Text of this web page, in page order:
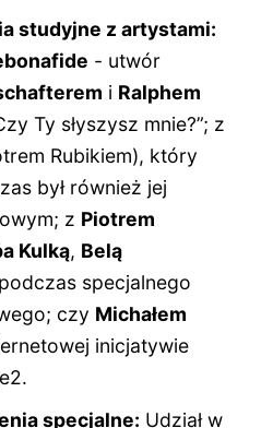
studyjne z artystami:
- utwór
i Ralphem
Ty słyszysz mnie?”; z
Rubikiem), który
był również jej
z Piotrem
Kulką, Belą
podczas specjalnego
czy Michałem
inicjatywie
specjalne: Udział w